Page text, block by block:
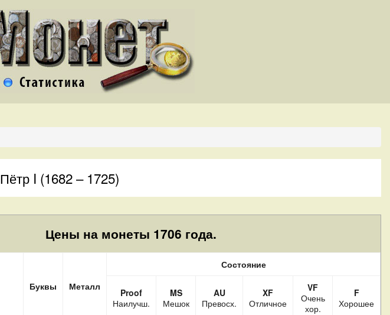
Пётр I (1682 – 1725)
Цены на монеты 1706 года.
Буквы Металл
Состояние
Proof
Наилучш.
MS
Мешок
AU
Превосх.
XF
Отличное
VF
Очень
хор.
F
Хорошее